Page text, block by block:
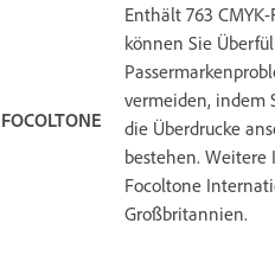
FOCOLTONE
Enthält 763
können Sie
vermeiden, indem
die Überdrucke
bestehen.
Focoltone
Großbritannien.